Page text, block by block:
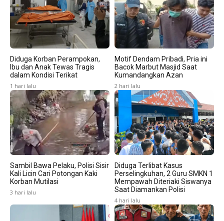
Diduga Korban Perampokan,
Ibu dan Anak Tewas Tragis
dalam Kondisi Terikat
1 hari lalu
Motif Dendam Pribadi, Pria ini
Bacok Marbut Masjid Saat
Kumandangkan Azan
2 hari lalu
Sambil Bawa Pelaku, Polisi Sisir
Kali Licin Cari Potongan Kaki
Korban Mutilasi
3 hari lalu
Diduga Terlibat Kasus
Perselingkuhan, 2 Guru SMKN 1
Mempawah Diteriaki Siswanya
Saat Diamankan Polisi
4 hari lalu